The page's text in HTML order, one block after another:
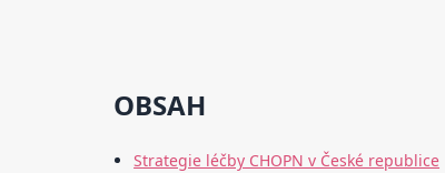
OBSAH
Strategie léčby CHOPN v České republice